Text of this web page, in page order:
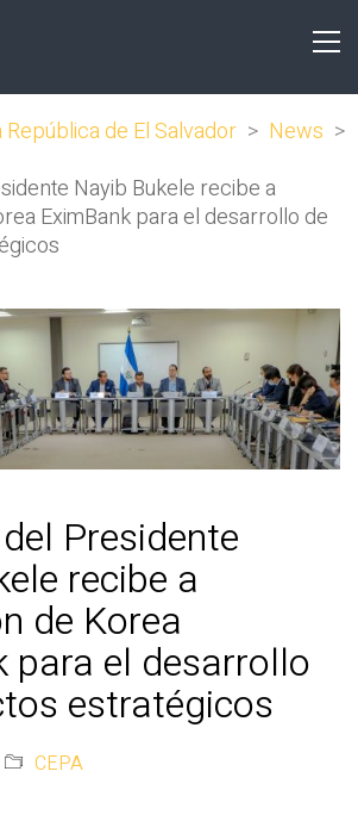
de El Salvador > News >
Nayib Bukele recibe a
EximBank para el desarrollo de
Presidente
recibe a
de Korea
para el desarrollo
estratégicos
CEPA